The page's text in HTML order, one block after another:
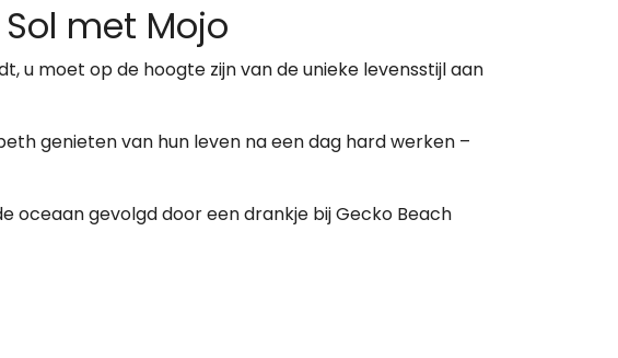
met Mojo
u moet op de hoogte zijn van de unieke levensstijl aan
genieten van hun leven na een dag hard werken –
oceaan gevolgd door een drankje bij Gecko Beach